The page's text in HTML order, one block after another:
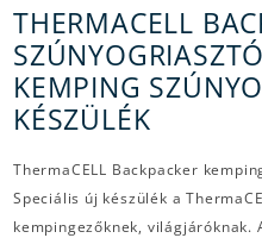
THERMACELL
KEMPING
KÉSZÜLÉK
ThermaCELL Backpacker
Speciális új készülék a
kempingezőknek, világjáróknak.